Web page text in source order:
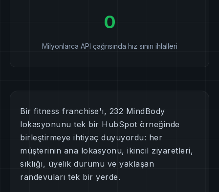
0
Milyonlarca API çağrısında hız sınırı ihlalleri
Bir fitness franchise'ı, 232 MindBody
lokasyonunu tek bir HubSpot örneğinde
birleştirmeye ihtiyaç duyuyordu: her
müşterinin ana lokasyonu, ikincil ziyaretleri,
sıklığı, üyelik durumu ve yaklaşan
randevuları tek bir yerde.